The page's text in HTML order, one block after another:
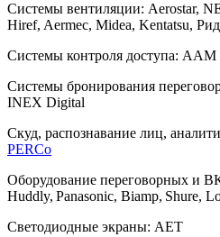
Системы вентиляции: Aerostar,
Hiref, Aermeс, Midea, Kentatsu,
Системы контроля доступа: ААМ
Системы бронирования
INEX Digital
Скуд, распознавание лиц,
PERCo
Оборудование переговорных и
Huddly, Panasonic, Biamp, Shure,
Светодиодные экраны: АЕТ